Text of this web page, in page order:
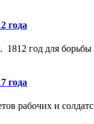
года
год для
года
рабочих и